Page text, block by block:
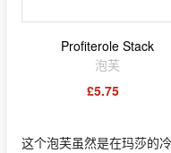
Profiterole Stack
泡芙
£5.75
这个泡芙虽然是在玛莎的